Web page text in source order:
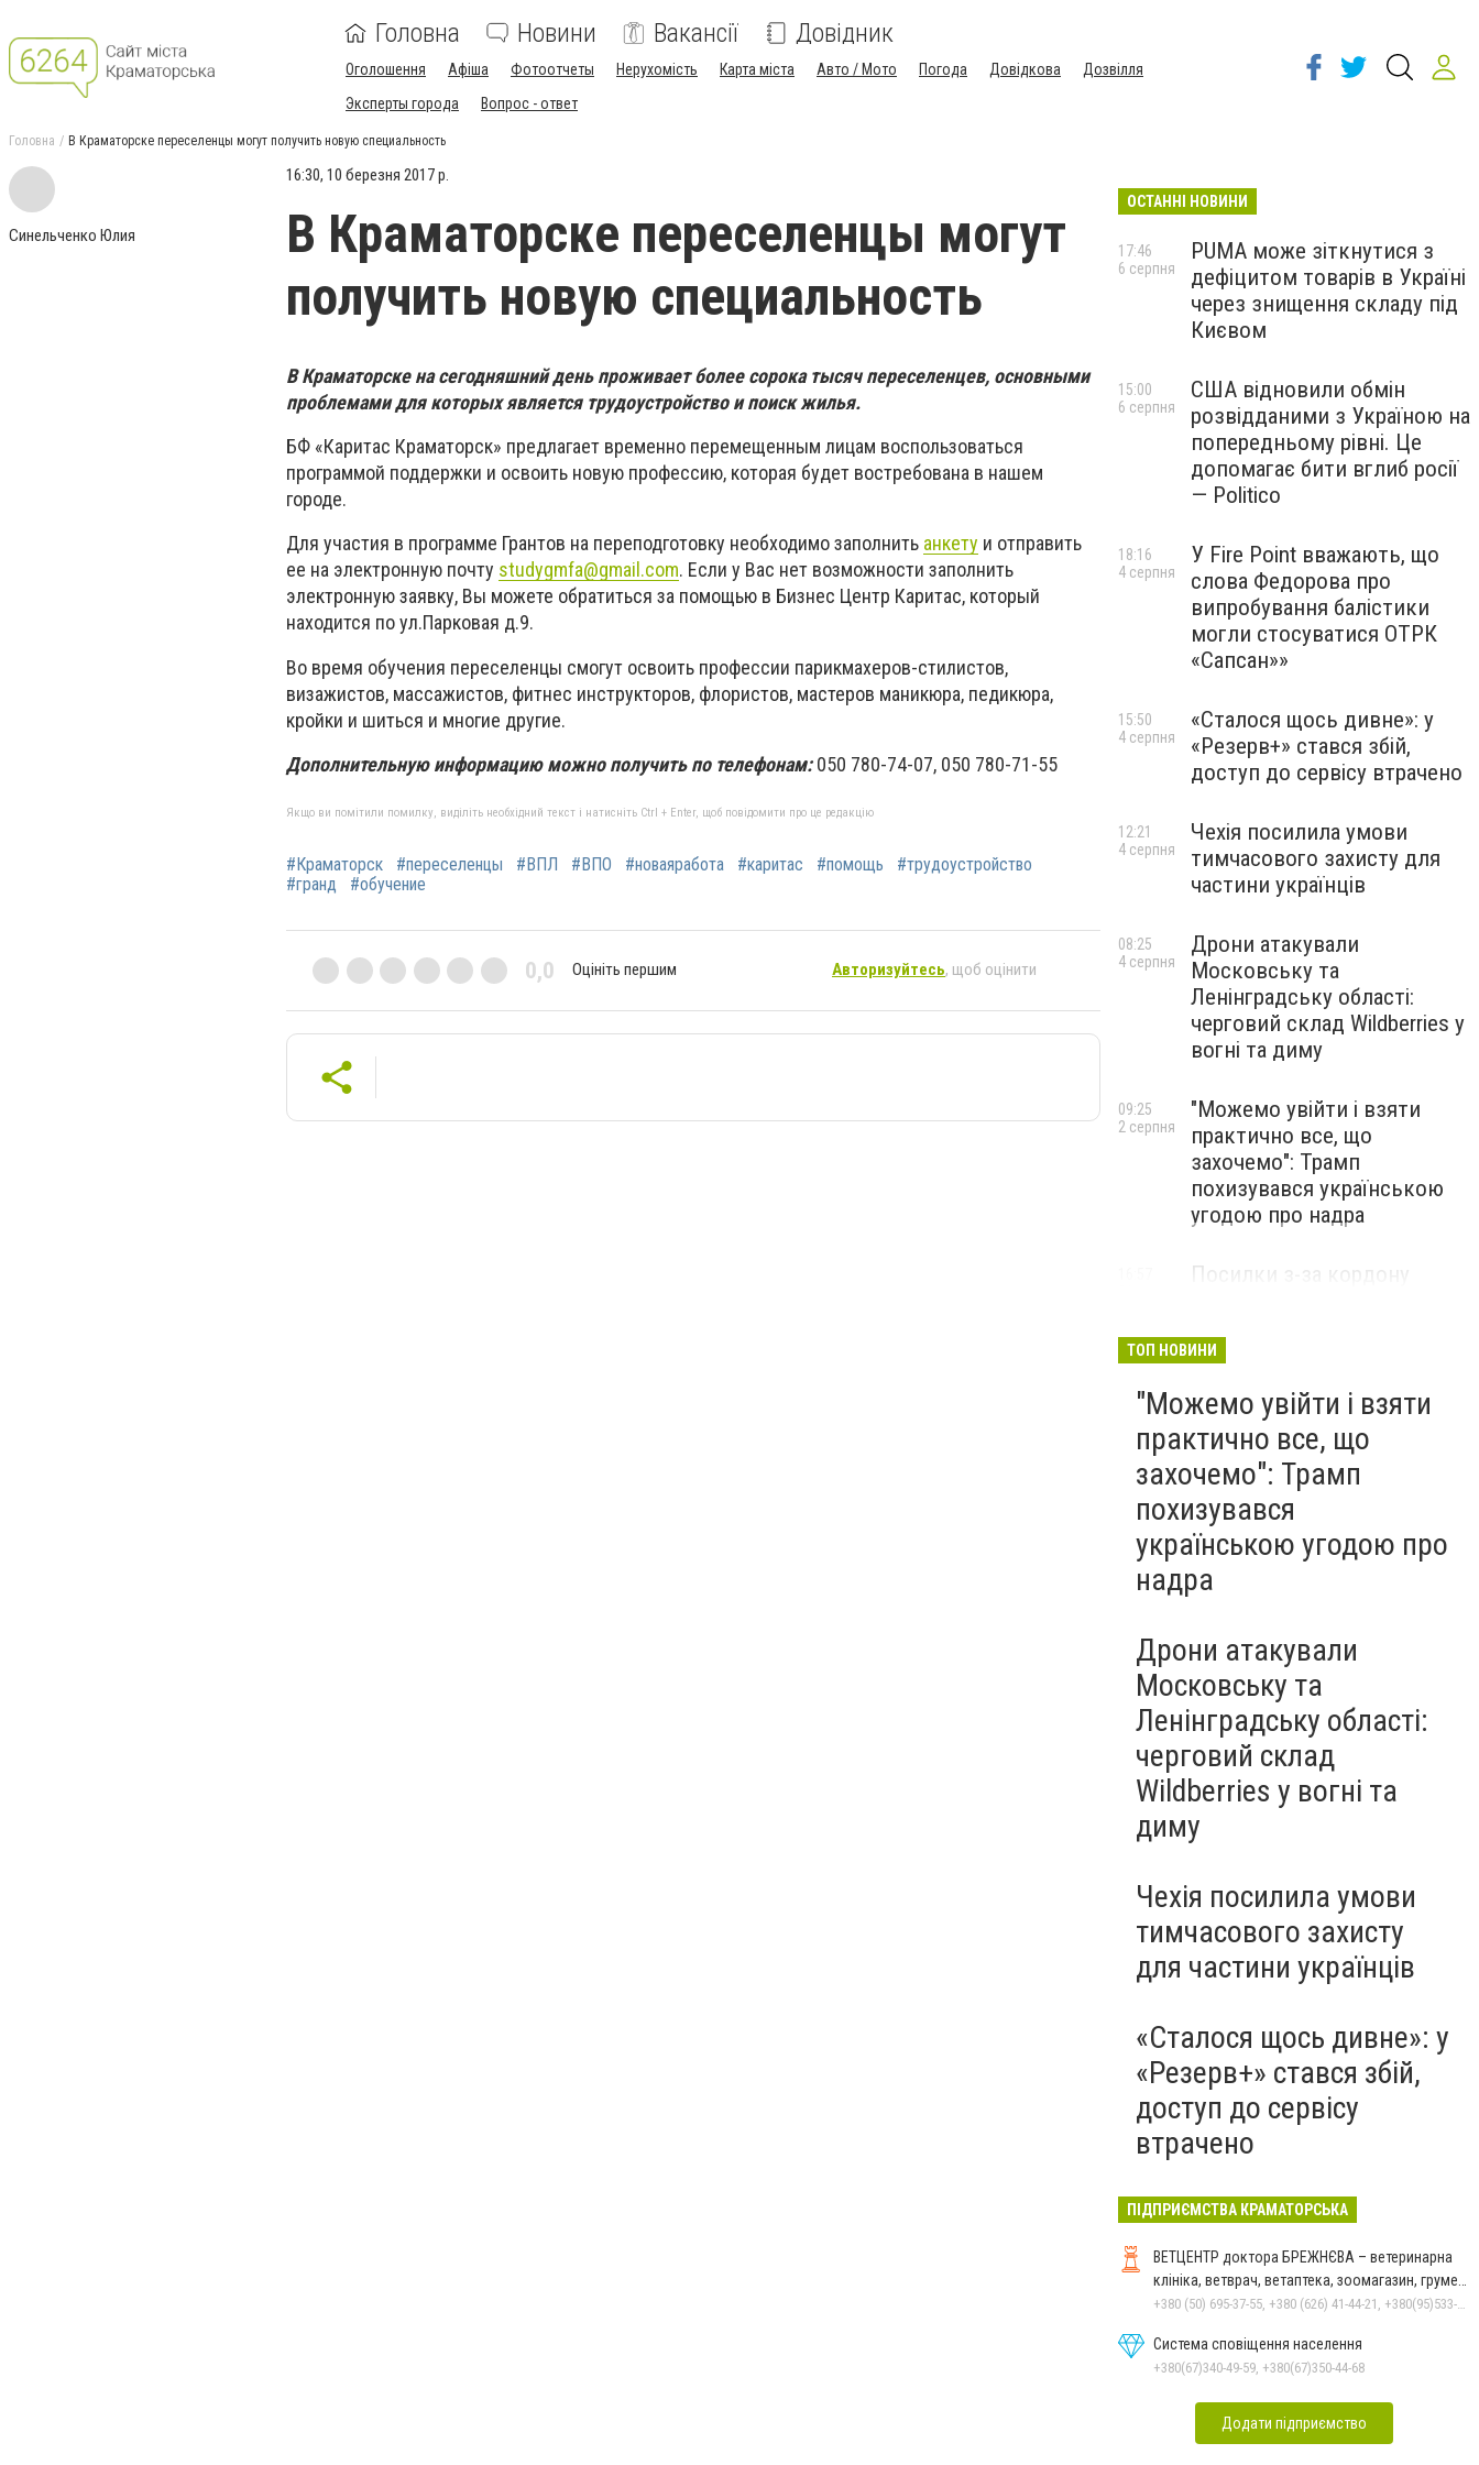
Головна Новини Вакансії Довідник
Оголошення Афіша Фотоотчеты Нерухомість Карта міста Авто / Мото Погода Довідкова
Дозвілля
Эксперты города
Вопрос - ответ
Головна В Краматорске переселенцы могут получить новую специальность
Синельченко Юлия
16:30, 10 березня 2017 р.
В Краматорске переселенцы могут
получить новую специальность
В Краматорске на сегодняшний день проживает более сорока тысяч переселенцев, основными
проблемами для которых является трудоустройство и поиск жилья.
БФ «Каритас Краматорск» предлагает временно перемещенным лицам воспользоваться
программой поддержки и освоить новую профессию, которая будет востребована в нашем
городе.
Для участия в программе Грантов на переподготовку необходимо заполнить анкету и отправить
ее на электронную почту studygmfa@gmail.com. Если у Вас нет возможности заполнить
электронную заявку, Вы можете обратиться за помощью в Бизнес Центр Каритас, который
находится по ул.Парковая д.9.
Во время обучения переселенцы смогут освоить профессии парикмахеров-стилистов,
визажистов, массажистов, фитнес инструкторов, флористов, мастеров маникюра, педикюра,
кройки и шиться и многие другие.
Дополнительную информацию можно получить по телефонам:050 780-74-07, 050 780-71-55
Якщо ви помітили помилку, виділіть необхідний текст і натисніть Ctrl + Enter, щоб повідомити про це редакцію
#Краматорск #переселенцы #ВПЛ #ВПО #новаяработа #каритас #помощь
#трудоустройство
#гранд
#обучение
0,0 Оцініть першим Авторизуйтесь, щоб оцінити
ОСТАННІ НОВИНИ
PUMA може зіткнутися з
дефіцитом товарів в Україні
через знищення складу під
Києвом
17:46
6 серпня
США відновили обмін
розвідданими з Україною на
попередньому рівні. Це
допомагає бити вглиб росії
— Politico
15:00
6 серпня
У Fire Point вважають, що
слова Федорова про
випробування балістики
могли стосуватися ОТРК
«Сапсан»»
18:16
4 серпня
«Сталося щось дивне»: у
«Резерв+» стався збій,
доступ до сервісу втрачено
15:50
4 серпня
Чехія посилила умови
тимчасового захисту для
частини українців
12:21
4 серпня
Дрони атакували
Московську та
Ленінградську області:
черговий склад Wildberries у
вогні та диму
08:25
4 серпня
"Можемо увійти і взяти
практично все, що
захочемо": Трамп
похизувався українською
угодою про надра
09:25
2 серпня
Посилки з-за кордону
правила
ТОП НОВИНИ
"Можемо увійти і взяти
практично все, що
захочемо": Трамп
похизувався
українською угодою про
надра
Дрони атакували
Московську та
Ленінградську області:
черговий склад
Wildberries у вогні та
диму
Чехія посилила умови
тимчасового захисту
для частини українців
«Сталося щось дивне»: у
«Резерв+» стався збій,
доступ до сервісу
втрачено
ПІДПРИЄМСТВА КРАМАТОРСЬКА
ВЕТЦЕНТР доктора БРЕЖНЄВА – ветеринарна
клініка, ветврач, ветаптека, зоомагазин, грумер,
стрижки.
+380 (50) 695-37-55, +380 (626) 41-44-21, +380(95)533-90-03
Система сповіщення населення
+380(67)340-49-59, +380(67)350-44-68
Додати підприємство